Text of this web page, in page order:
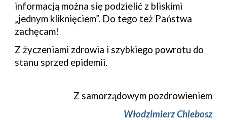
informacją można się podzielić z bliskimi
„jednym kliknięciem”. Do tego też Państwa
zachęcam!
Z życzeniami zdrowia i szybkiego powrotu do
stanu sprzed epidemii.
Z samorządowym pozdrowieniem
Włodzimierz Chlebosz